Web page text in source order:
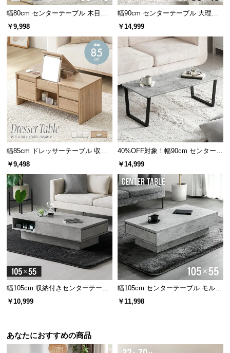
つ
い
て
設
サ
ー
ビ
ス
に
て
搬
入
経
路
に
つ
い
て
キ
幅80cm センターテーブル 木目調/
モルタル調 収納付き テーパードレ
￥9,998
幅90cm センターテーブル 大理石/
モルタル調 天然木脚 収納スペース
￥14,999
幅85cm ドレッサーテーブル 収納
付
￥9,498
40%OFF対象！幅90cm センターテ
ーブル 大理石/モルタル調 スクエ
アレッグ 安心面取り加工
￥14,999
幅105cm 収納付きセンターテーブ
ル
￥10,999
幅105cm センターテーブル モルタ
ル調 大容量収納付き スライド引き
￥11,998
あなたにおすすめの商品